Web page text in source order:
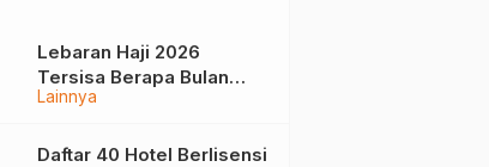
Lainnya
Lebaran Haji 2026
Tersisa Berapa Bulan
Lagi? Ini Jadwal Idul Fitri
Depan
Daftar 40 Hotel Berlisensi